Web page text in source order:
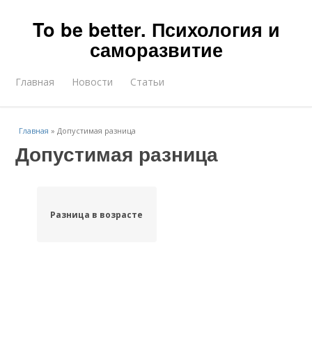
To be better. Психология и
саморазвитие
Главная Новости Статьи
Главная »Допустимая разница
Допустимая разница
Разница в возрасте